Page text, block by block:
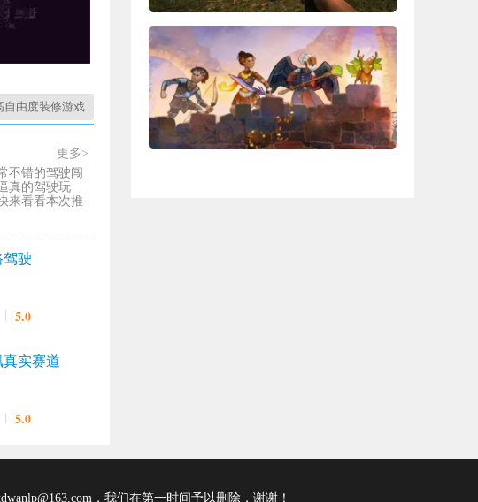
自由度装修游戏
更多>
不错的驾驶闯
真的驾驶玩
来看看本次推
驾驶
5.0
真实赛道
5.0
，我们在第一时间予以删除，谢谢！